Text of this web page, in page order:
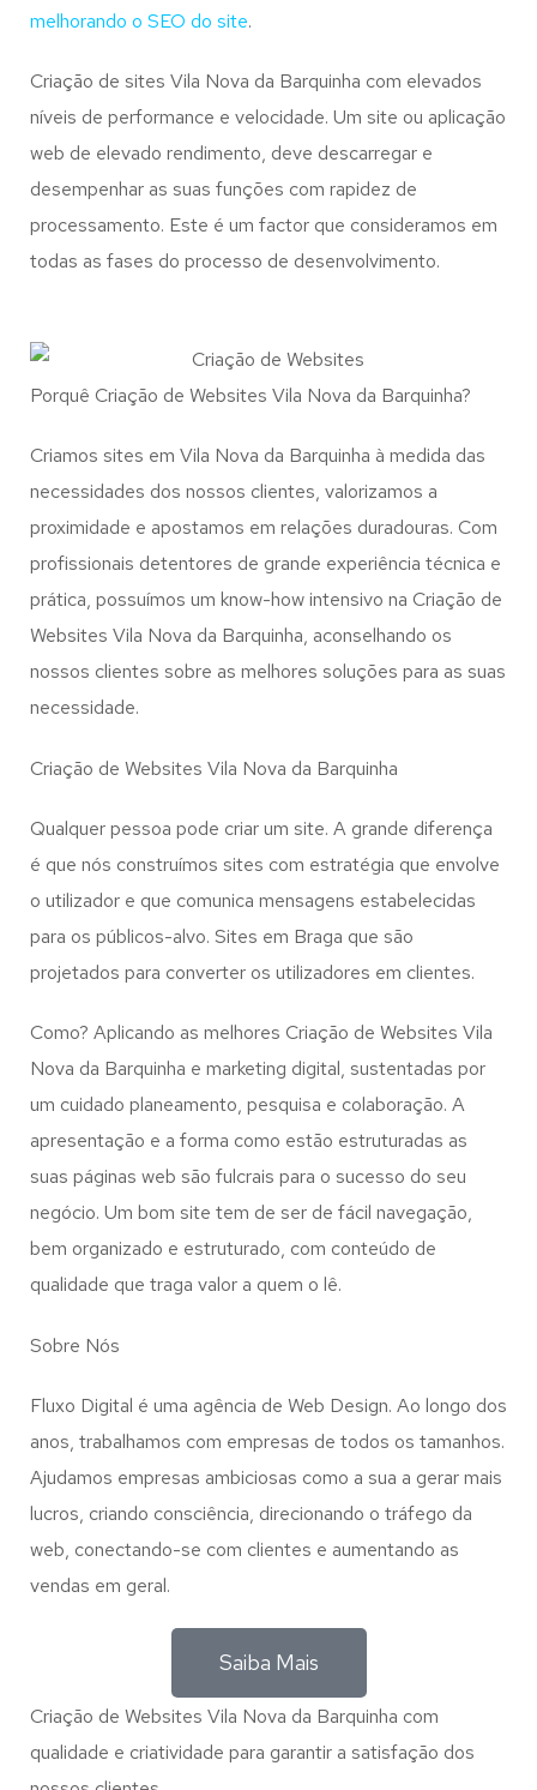
melhorando o SEO do site.
Criação de sites Vila Nova da Barquinha com elevados
níveis de performance e velocidade. Um site ou aplicação
web de elevado rendimento, deve descarregar e
desempenhar as suas funções com rapidez de
processamento. Este é um factor que consideramos em
todas as fases do processo de desenvolvimento.
Porquê Criação de Websites Vila Nova da Barquinha?
Criamos sites em Vila Nova da Barquinha à medida das
necessidades dos nossos clientes, valorizamos a
proximidade e apostamos em relações duradouras. Com
profissionais detentores de grande experiência técnica e
prática, possuímos um know-how intensivo na Criação de
Websites Vila Nova da Barquinha, aconselhando os
nossos clientes sobre as melhores soluções para as suas
necessidade.
Criação de Websites Vila Nova da Barquinha
Qualquer pessoa pode criar um site. A grande diferença
é que nós construímos sites com estratégia que envolve
o utilizador e que comunica mensagens estabelecidas
para os públicos-alvo. Sites em Braga que são
projetados para converter os utilizadores em clientes.
Como? Aplicando as melhores Criação de Websites Vila
Nova da Barquinha e marketing digital, sustentadas por
um cuidado planeamento, pesquisa e colaboração. A
apresentação e a forma como estão estruturadas as
suas páginas web são fulcrais para o sucesso do seu
negócio. Um bom site tem de ser de fácil navegação,
bem organizado e estruturado, com conteúdo de
qualidade que traga valor a quem o lê.
Sobre Nós
Fluxo Digital é uma agência de Web Design. Ao longo dos
anos, trabalhamos com empresas de todos os tamanhos.
Ajudamos empresas ambiciosas como a sua a gerar mais
lucros, criando consciência, direcionando o tráfego da
web, conectando-se com clientes e aumentando as
vendas em geral.
Saiba Mais
Criação de Websites Vila Nova da Barquinha com
qualidade e criatividade para garantir a satisfação dos